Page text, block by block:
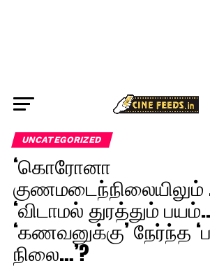
UNCATEGORIZED
‘கொரோனா
குணமடைந்நிலையிலும்
‘விடாமல் துரத்தும்
‘கணவனுக்கு’ நேர்ந்த
நிலை…’?